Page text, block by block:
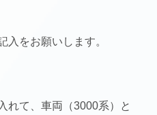
をお願いします。
て、車両（3000系）と